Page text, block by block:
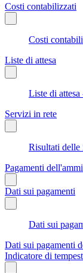
Costi contabilizzati
Costi
Liste di attesa
Liste di
Servizi in rete
Risultati delle
Pagamenti
Dati sui pagamenti
Dati sui
Dati sui pagamenti
Indicatore di